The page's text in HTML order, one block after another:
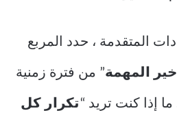
المتقدمة ، حدد المربع
المهمة” من فترة زمنية
إذا كنت تريد “ تكرار كل